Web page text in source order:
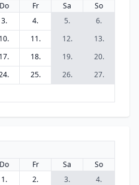
Do Fr Sa
So
3. 4. 5.
6.
10. 11. 12.
13.
17. 18. 19.
20.
25. 26.
27.
Do Fr Sa
So
1.
2. 3.
4.